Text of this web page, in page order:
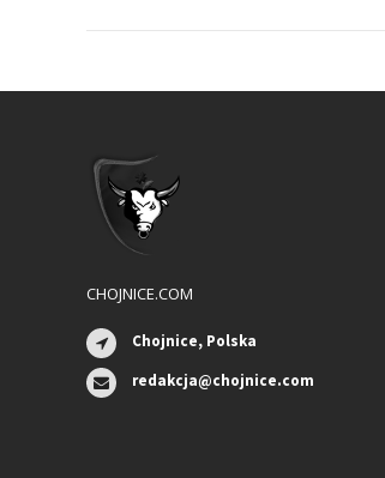
CHOJNICE.COM
Chojnice, Polska
redakcja@chojnice.com